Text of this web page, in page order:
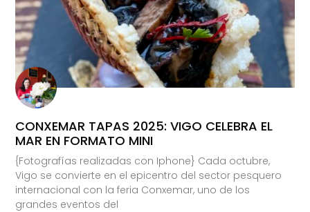
CONXEMAR TAPAS 2025: VIGO CELEBRA EL
MAR EN FORMATO MINI
{Fotografías realizadas con Iphone} Cada octubre,
Vigo se convierte en el epicentro del sector pesquero
internacional con la feria Conxemar, uno de los
grandes eventos del